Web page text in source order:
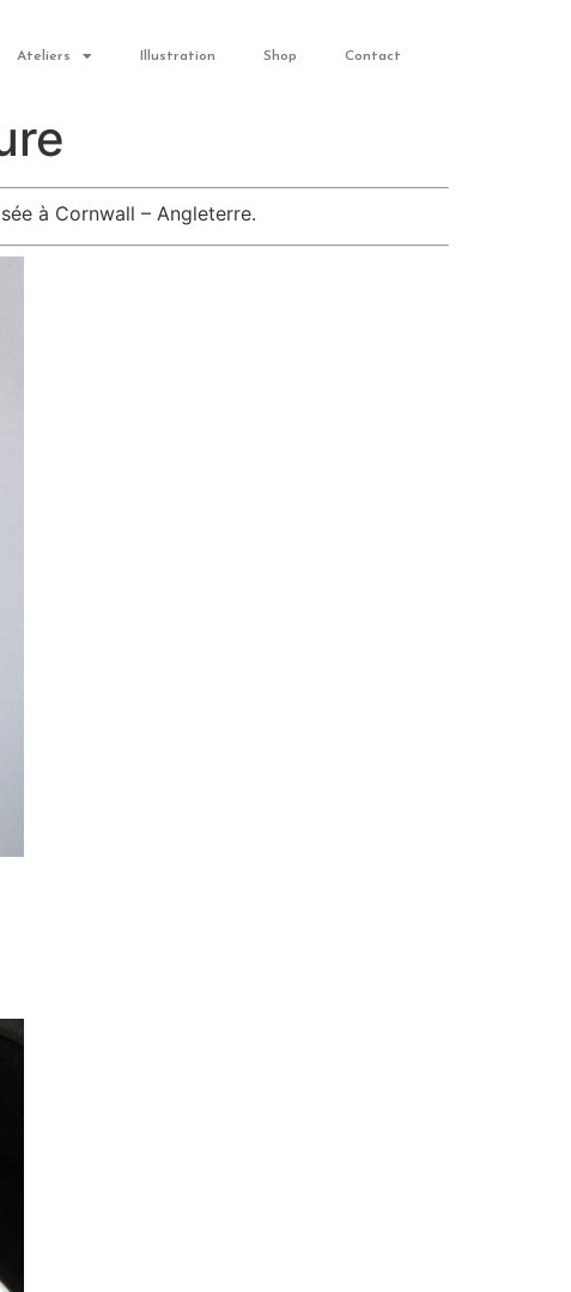
Ateliers Illustration Shop Contact
à Cornwall – Angleterre.